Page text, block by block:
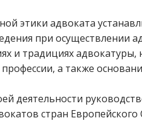
этики адвоката
при осуществлении
и традициях
а также
деятельности
стран